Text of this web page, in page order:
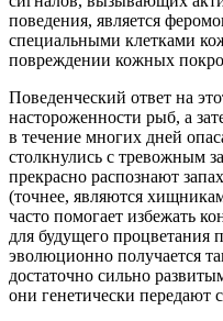
поведения, является
специальными клетками
повреждении кожных
Поведенческий ответ на
настороженности рыб, а
в течение многих дней
столкнулись с тревожным
прекрасно распознают
(точнее, являются
часто помогает избежать
для будущего процветания
эволюционно получается
достаточно сильно
они генетически передают